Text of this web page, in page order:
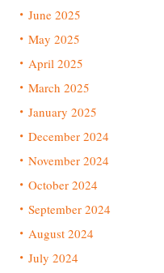
June 2025
May 2025
April 2025
March 2025
January 2025
December 2024
November 2024
October 2024
September 2024
August 2024
July 2024